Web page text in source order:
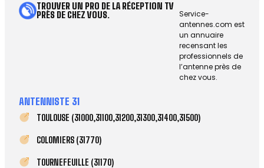
TROUVER UN PRO DE LA RÉCEPTION TV
PRÈS DE CHEZ VOUS.
Service-
antennes.com est
un annuaire
recensant les
professionnels de
l’antenne près de
chez vous.
ANTENNISTE 31
TOULOUSE (31000,31100,31200,31300,31400,31500)
COLOMIERS (31770)
TOURNEFEUILLE (31170)